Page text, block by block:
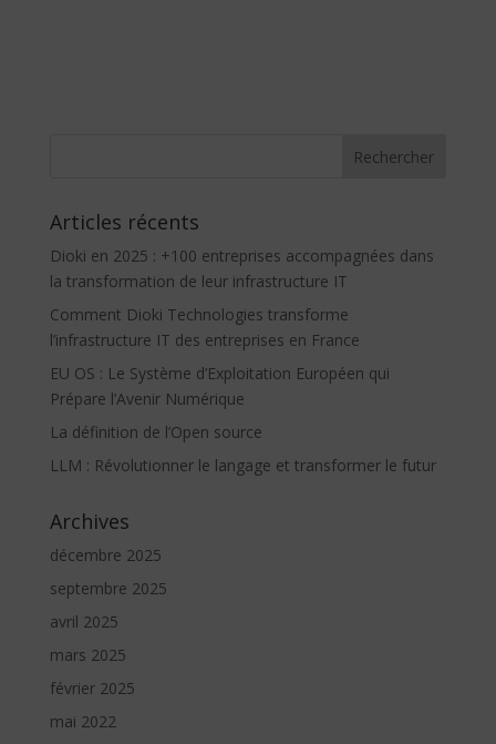
Articles récents
Dioki en 2025 : +100 entreprises accompagnées dans
la transformation de leur infrastructure IT
Comment Dioki Technologies transforme
l’infrastructure IT des entreprises en France
EU OS : Le Système d’Exploitation Européen qui
Prépare l’Avenir Numérique
La définition de l’Open source
LLM : Révolutionner le langage et transformer le futur
Archives
décembre 2025
septembre 2025
avril 2025
mars 2025
février 2025
mai 2022